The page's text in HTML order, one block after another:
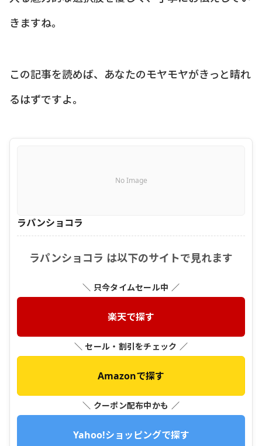
きますね。
この記事を読めば、あなたのモヤモヤがきっと晴れ
るはずですよ。
No Image
ラパンショコラ
ラパンショコラ は以下のサイトで見れます
＼ 只今タイムセール中 ／
楽天で探す
＼ セール・割引をチェック ／
Amazonで探す
＼ クーポン配布中かも ／
Yahoo!ショッピングで探す